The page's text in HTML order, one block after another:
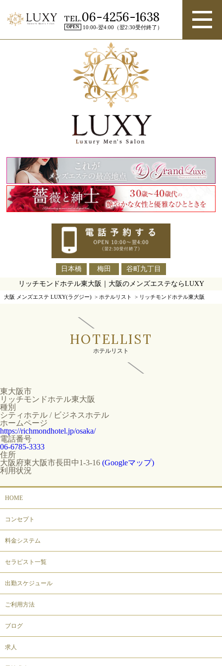
TEL.06-4256-1638
OPEN 10:00-翌4:00（翌2:30受付終了）
日本橋 梅田
谷町九丁目
リッチモンドホテル東大阪｜大阪のメンズエステならLUXY
大阪 メンズエステ LUXY(ラグジー) > ホテルリスト > リッチモンドホテル東大阪
HOTELLIST
ホテルリスト
東大阪市
リッチモンドホテル東大阪
種別
シティホテル / ビジネスホテル
ホームページ
https://richmondhotel.jp/osaka/
電話番号
06-6785-3333
住所
大阪府東大阪市長田中1-3-16 (Googleマップ)
利用状況
HOME
コンセプト
料金システム
セラピスト一覧
出勤スケジュール
ご利用方法
ブログ
求人